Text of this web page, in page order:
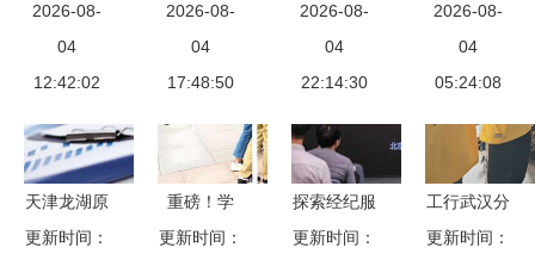
科类求职分
享座谈会第
二期活动回
2026-08-
04
12:42:02
搏——记华
阴市庆祝中
国农民丰收
品推介活动
2026-08-
04
17:48:50
引航”计划
导师联合指
导 多方联
发展路径
2026-08-
04
22:14:30
行动 三重
服务强监管
推动企业健
2026-08-
04
05:24:08
天津龙湖原
著与链家网
更新时间：
重磅！学
校“助翔行
更新时间：
探索经纪服
务新发展
更新时间：
工行武汉分
行 创新服
更新时间：